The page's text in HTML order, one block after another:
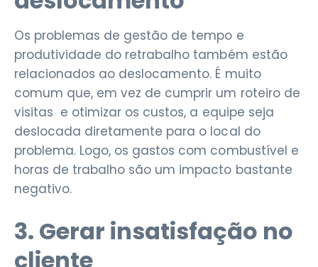
Os problemas de gestão de tempo e
produtividade do retrabalho também estão
relacionados ao deslocamento. É muito
comum que, em vez de cumprir um roteiro de
visitas e otimizar os custos, a equipe seja
deslocada diretamente para o local do
problema. Logo, os gastos com combustível e
horas de trabalho são um impacto bastante
negativo.
3. Gerar insatisfação no
cliente